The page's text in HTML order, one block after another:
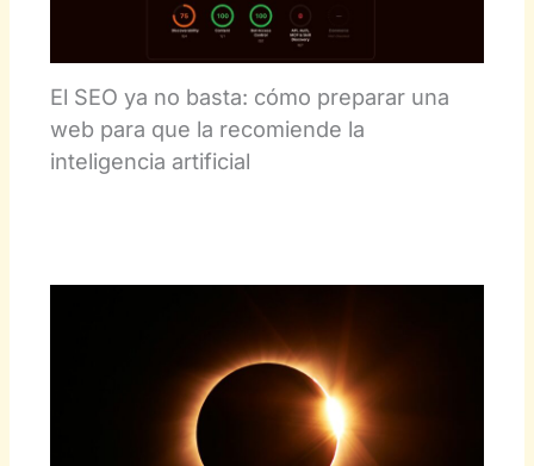
El SEO ya no basta: cómo preparar una
web para que la recomiende la
inteligencia artificial